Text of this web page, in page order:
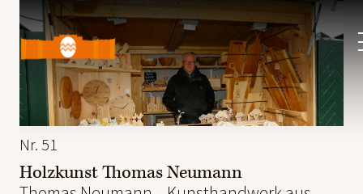
Ostermarkt
Schloss
Schönbrunn
Nr. 51
Holzkunst Thomas Neumann